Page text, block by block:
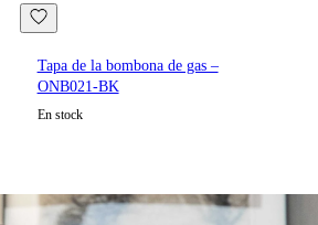
Tapa de la bombona de gas –
ONB021-BK
En stock